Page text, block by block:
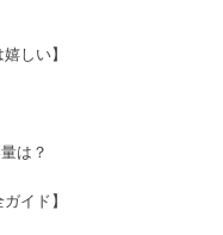
しい】
は？
イド】